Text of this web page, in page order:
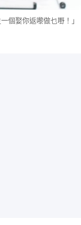
個娶你返嚟做乜嘢！」